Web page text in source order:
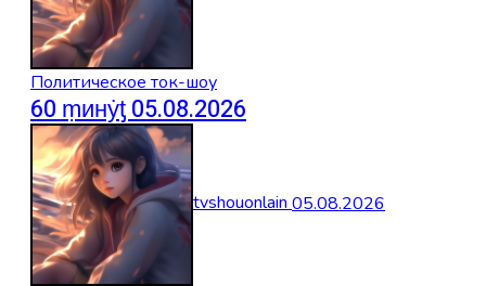
Политическое ток-шоу
60 ṃинẏƫ 05.08.2026
tvshouonlain05.08.2026